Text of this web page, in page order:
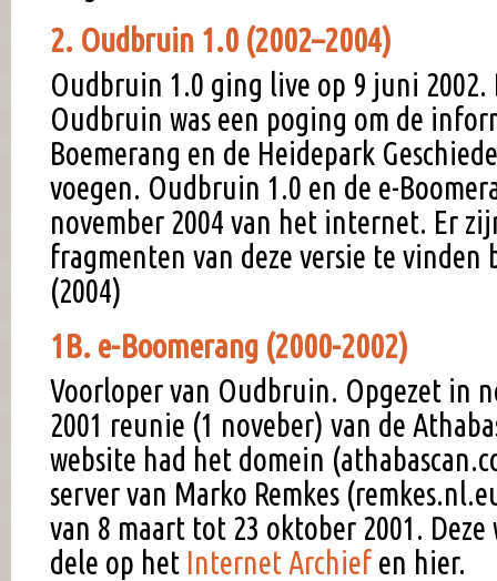
2. Oudbruin 1.0 (2002–2004)
Oudbruin 1.0 ging live op 9 juni 2002.
Oudbruin was een poging om de
Boemerang en de Heidepark
voegen. Oudbruin 1.0 en de e-
november 2004 van het internet. Er
fragmenten van deze versie te
(2004)
1B. e-Boomerang (2000-2002)
Voorloper van Oudbruin. Opgezet in
2001 reunie (1 noveber) van de
website had het domein
server van Marko Remkes
van 8 maart tot 23 oktober 2001.
dele op het Internet Archief en hier.